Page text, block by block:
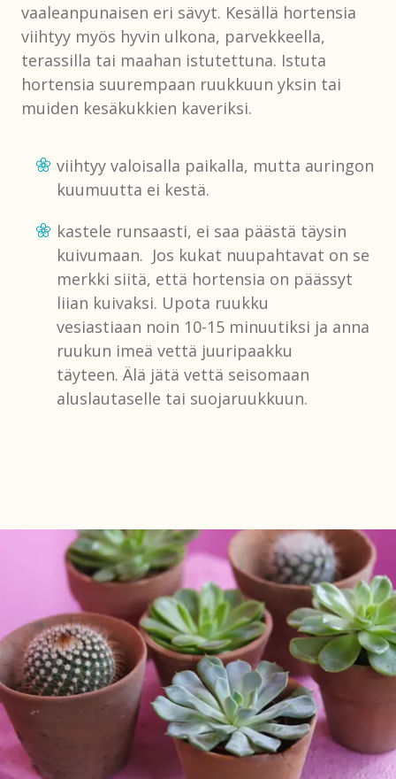
vaaleanpunaisen eri sävyt. Kesällä hortensia
viihtyy myös hyvin ulkona, parvekkeella,
terassilla tai maahan istutettuna. Istuta
hortensia suurempaan ruukkuun yksin tai
muiden kesäkukkien kaveriksi.
viihtyy valoisalla paikalla, mutta auringon
kuumuutta ei kestä.
kastele runsaasti, ei saa päästä täysin
kuivumaan. Jos kukat nuupahtavat on se
merkki siitä, että hortensia on päässyt
liian kuivaksi. Upota ruukku
vesiastiaan noin 10-15 minuutiksi ja anna
ruukun imeä vettä juuripaakku
täyteen. Älä jätä vettä seisomaan
aluslautaselle tai suojaruukkuun.